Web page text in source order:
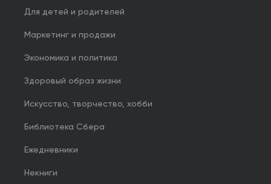
Для детей и родителей
Маркетинг и продажи
Экономика и политика
Здоровый образ жизни
Искусство, творчество, хобби
Библиотека Сбера
Ежедневники
Некниги